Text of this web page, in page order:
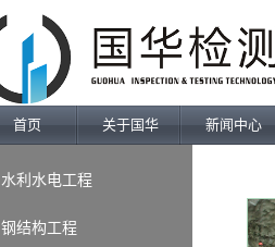
首页 关于国华 新闻中心
业绩案例
Products
水利水电工程
钢结构工程